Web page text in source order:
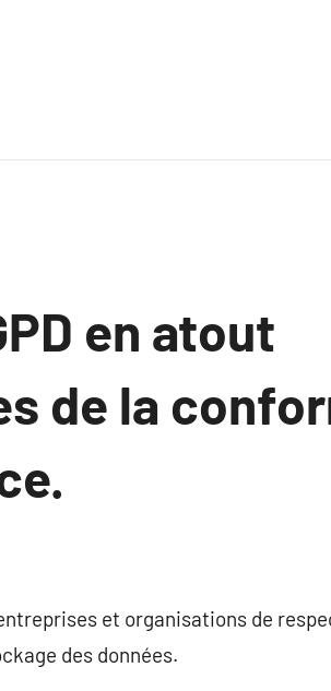
en atout
de la
et organisations de
des données.